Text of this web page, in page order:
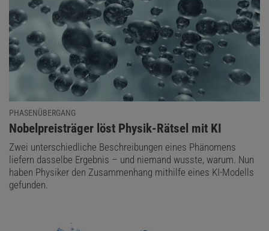
PHASENÜBERGANG
:
Nobelpreisträger löst Physik-Rätsel mit KI
Zwei unterschiedliche Beschreibungen eines Phänomens
liefern dasselbe Ergebnis – und niemand wusste, warum. Nun
haben Physiker den Zusammenhang mithilfe eines KI-Modells
gefunden.